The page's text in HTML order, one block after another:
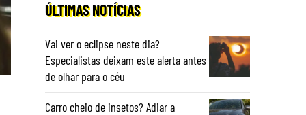
ÚLTIMAS NOTÍCIAS
Vai ver o eclipse neste dia?
Especialistas deixam este alerta antes
de olhar para o céu
Carro cheio de insetos? Adiar a